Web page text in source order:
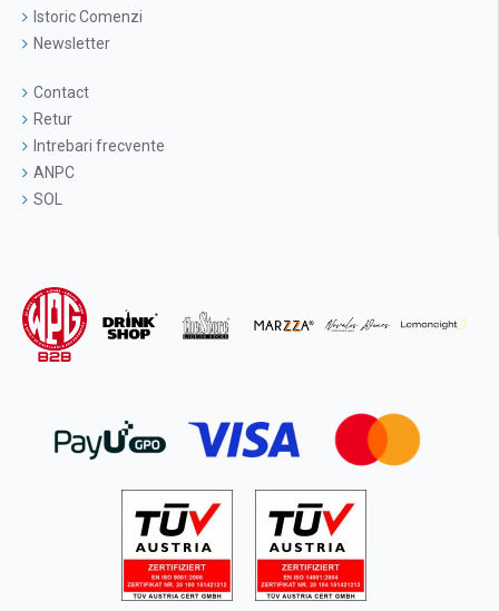
Istoric Comenzi
Newsletter
Contact
Retur
Intrebari frecvente
ANPC
SOL